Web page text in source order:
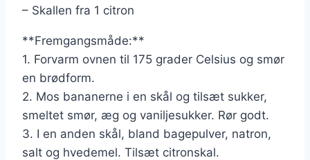
– Skallen fra 1 citron
**Fremgangsmåde:**
1. Forvarm ovnen til 175 grader Celsius og smør
en brødform.
2. Mos bananerne i en skål og tilsæt sukker,
smeltet smør, æg og vaniljesukker. Rør godt.
3. I en anden skål, bland bagepulver, natron,
salt og hvedemel. Tilsæt citronskal.